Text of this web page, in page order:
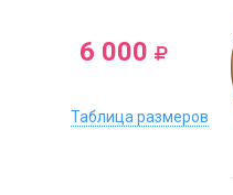
6 000
Таблица размеров